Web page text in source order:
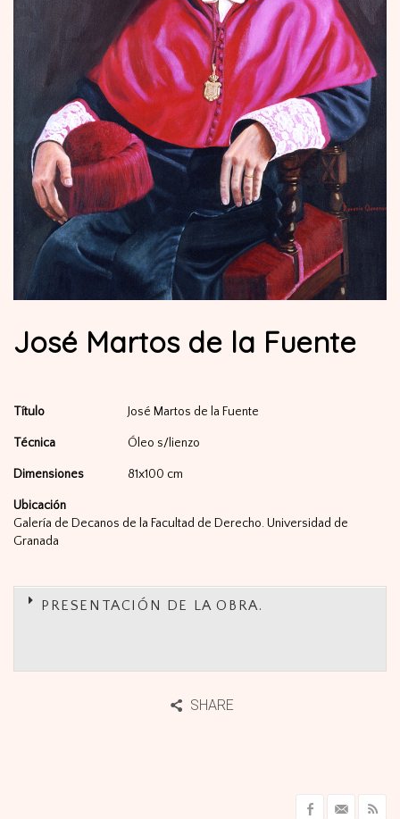
José Martos de la Fuente
Título José Martos de la Fuente
Técnica Óleo s/lienzo
Dimensiones 81x100 cm
Ubicación
Galería de Decanos de la Facultad de Derecho. Universidad de
Granada
PRESENTACIÓN DE LA OBRA.
SHARE